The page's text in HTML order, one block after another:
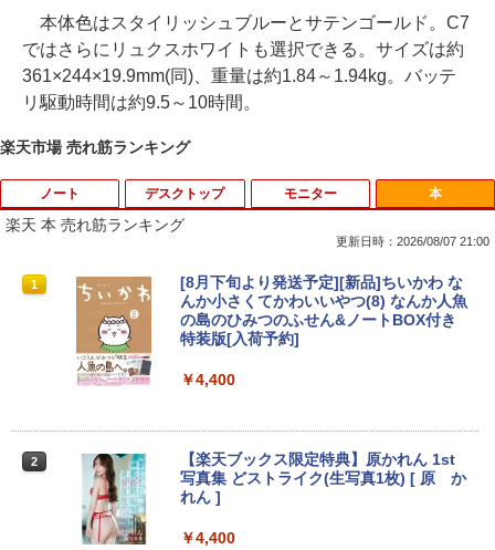
本体色はスタイリッシュブルーとサテンゴールド。C7
ではさらにリュクスホワイトも選択できる。サイズは約
361×244×19.9mm(同)、重量は約1.84～1.94kg。バッテ
リ駆動時間は約9.5～10時間。
楽天市場 売れ筋ランキング
ノート
1
【期間限定破格金額！】新生活 新古品 W
in11搭載 パソコンノートパソコンoffice
付き 初心者向けノートPC 初期設定済 1
5.6型 インテル高速CPU ランダムで発送
Webカメラ zoom 軽量薄型 無線 型番更
￥9,980
ノートパソコン Windows11 Pro Office
デスクトップ モニター
1
【期間限定10%OFFクーポン 8/12 10時
まで】 モニター 21.5型 液晶ディスプレ
イ ベゼル ディスプレイ 液晶モニター PC
モニター 壁掛け フリッカーレス FreeSy
ライトカット VAパネル VESAフル FHD
￥9,480
まで】 ゲーミングモニター 24.5インチ F
本
楽天 本 売れ筋ランキング
更新日時：2026/08/07 21:00
1
[8月下旬より発送予定][新品]ちいかわ な
んか小さくてかわいいやつ(8) なんか人魚
の島のひみつのふせん&ノートBOX付き
特装版[入荷予約]
￥4,400
2
【楽天ブックス限定特典】原かれん 1st
写真集 どストライク(生写真1枚) [ 原 か
れん ]
￥4,400